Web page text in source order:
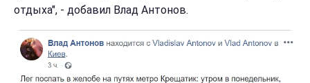
отдыха", - добавил Влад Антонов.